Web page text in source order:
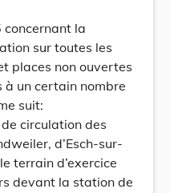
la
sur toutes les
places non ouvertes
à un certain nombre
suit:
circulation des
d’Esch-sur-
terrain d’exercice
devant la station de